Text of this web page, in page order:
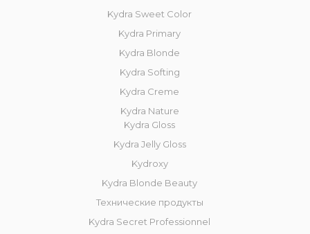
Kydra Sweet Color
Kydra Primary
Kydra Blonde
Kydra Softing
Kydra Creme
Kydra Nature
Kydra Gloss
Kydra Jelly Gloss
Kydroxy
Kydra Blonde Beauty
Технические продукты
Kydra Secret Professionnel